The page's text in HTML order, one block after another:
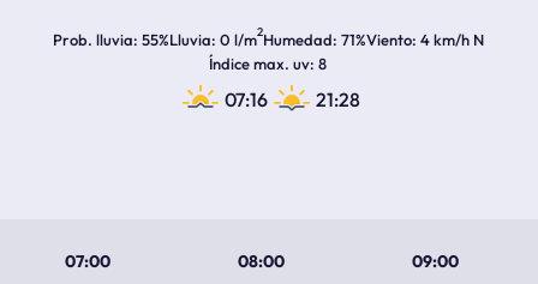
Prob. lluvia 55%Lluvia 0 l/m2Humedad 71%Viento 4 km/h N
Índice max. uv 8
07:16 21:28
07:00 08:00 09:00